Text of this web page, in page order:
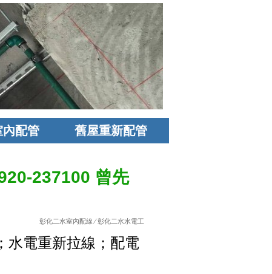
內配管 舊屋重新配管
237100 曾先
彰化二水室內配線 ⁄彰化二水水電工
水電重新拉線；配電